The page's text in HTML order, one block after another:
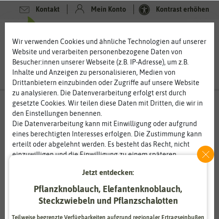
Kontakt Mein Konto Kontrast erhöhen
-50%
Wir verwenden Cookies und ähnliche Technologien auf unserer
Website und verarbeiten personenbezogene Daten von
Besucher:innen unserer Webseite (z.B. IP-Adresse), um z.B.
Inhalte und Anzeigen zu personalisieren, Medien von
Drittanbietern einzubinden oder Zugriffe auf unsere Website
zu analysieren. Die Datenverarbeitung erfolgt erst durch
gesetzte Cookies. Wir teilen diese Daten mit Dritten, die wir in
den Einstellungen benennen.
Die Datenverarbeitung kann mit Einwilligung oder aufgrund
eines berechtigten Interesses erfolgen. Die Zustimmung kann
erteilt oder abgelehnt werden. Es besteht das Recht, nicht
einzuwilligen und die Einwilligung zu einem späteren
Informationen zur Verwendung personenbezogener Daten und
den Diensten erklären wir in unsererDaten­schutz­erklärung
Jetzt entdecken:
Pflanzknoblauch, Elefantenknoblauch,
Steckzwiebeln und Pflanzschalotten